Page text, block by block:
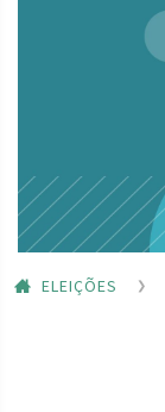
ELEIÇÕES